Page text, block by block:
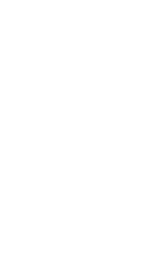
將跳出AFTEE先享後付手機驗證視